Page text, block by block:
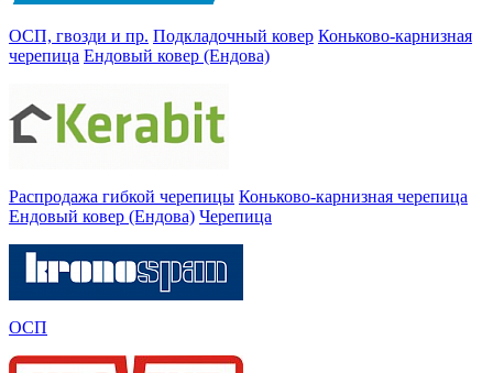
ОСП, гвозди и пр. Подкладочный ковер Коньково-карнизная
черепица Ендовый ковер (Ендова)
Распродажа гибкой черепицы Коньково-карнизная черепица
Ендовый ковер (Ендова) Черепица
ОСП